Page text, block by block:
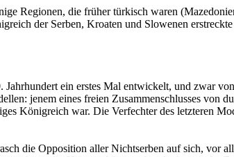
Regionen, die früher türkisch waren
der Serben, Kroaten und Slowenen
Jahrhundert ein erstes Mal entwickelt, und zwar
jenem eines freien Zusammenschlusses von
Königreich war. Die Verfechter des letzteren
die Opposition aller Nichtserben auf sich, vor